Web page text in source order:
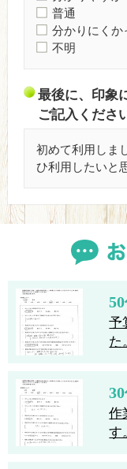
普通
分かりにくか
不明
最後に、印象
ご記入くださ
初めて利用しま
ひ利用したいと
予
た
作
す